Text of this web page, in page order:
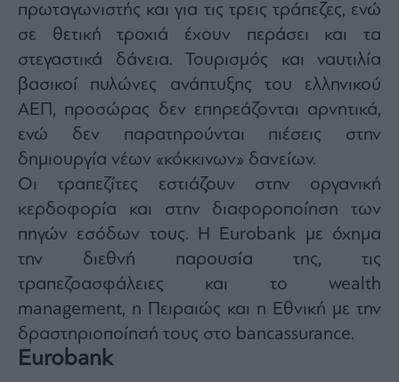
our
and
Notice.
You
can
opt
at
time.
This
site
is
by
reCAPTCHA
and
the
Google
Privacy
and
of
Service
πρωταγωνιστής και για τις τρεις τράπεζες, ενώ
σε θετική τροχιά έχουν περάσει και τα
στεγαστικά δάνεια. Τουρισμός και ναυτιλία
βασικοί πυλώνες ανάπτυξης του ελληνικού
ΑΕΠ, προσώρας δεν επηρεάζονται αρνητικά,
ενώ δεν παρατηρούνται πιέσεις στην
δημιουργία νέων «κόκκινων» δανείων.
Οι τραπεζίτες εστιάζουν στην οργανική
κερδοφορία και στην διαφοροποίηση των
πηγών εσόδων τους. Η Eurobank με όχημα
την διεθνή παρουσία της, τις
τραπεζοασφάλειες και το wealth
management, η Πειραιώς και η Εθνική με την
δραστηριοποίησή τους στο bancassurance.
Eurobank